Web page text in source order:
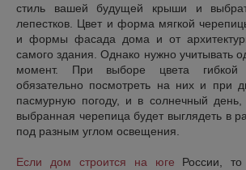
стиль вашей будущей крыши и
лепестков. Цвет и форма мягкой
и формы фасада дома и от
самого здания. Однако нужно учитывать
момент. При выборе цвета гибкой
обязательно посмотреть на них и при
пасмурную погоду, и в солнечный день,
выбранная черепица будет выглядеть в
под разным углом освещения.
Если дом строится на юге России,